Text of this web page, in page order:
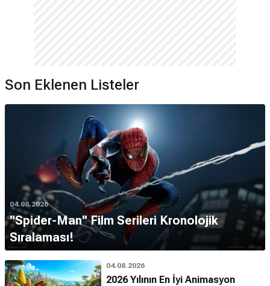
Son Eklenen Listeler
04.08.2026
''Spider-Man'' Film Serileri Kronolojik
Sıralaması!
04.08.2026
2026 Yılının En İyi Animasyon